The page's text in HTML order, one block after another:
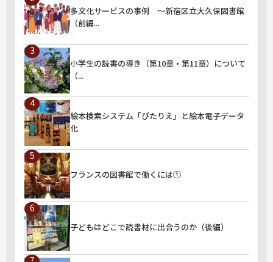
多文化サービスの事例 ～新宿区立大久保図書館
（前編...
" alt="小学生の読書の導き（第10章・第11章）について（...">
小学生の読書の導き（第10章・第11章）について
（...
" alt="絵本検索システム「ぴたりえ」と絵本電子データ化">
絵本検索システム「ぴたりえ」と絵本電子データ
化
" alt="フランスの図書館で働くには①">
フランスの図書館で働くには①
" alt="子どもはどこで読書材に出合うのか（後編）">
子どもはどこで読書材に出合うのか（後編）